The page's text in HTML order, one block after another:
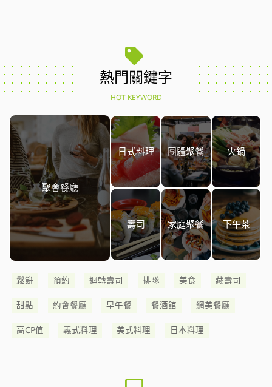
熱門關鍵字
HOT KEYWORD
聚會餐廳
日式料理 團體聚餐 火鍋
壽司 家庭聚餐 下午茶
鬆餅 預約 迴轉壽司 排隊 美食 藏壽司
甜點 約會餐廳 早午餐 餐酒館 網美餐廳
高CP值 義式料理 美式料理 日本料理